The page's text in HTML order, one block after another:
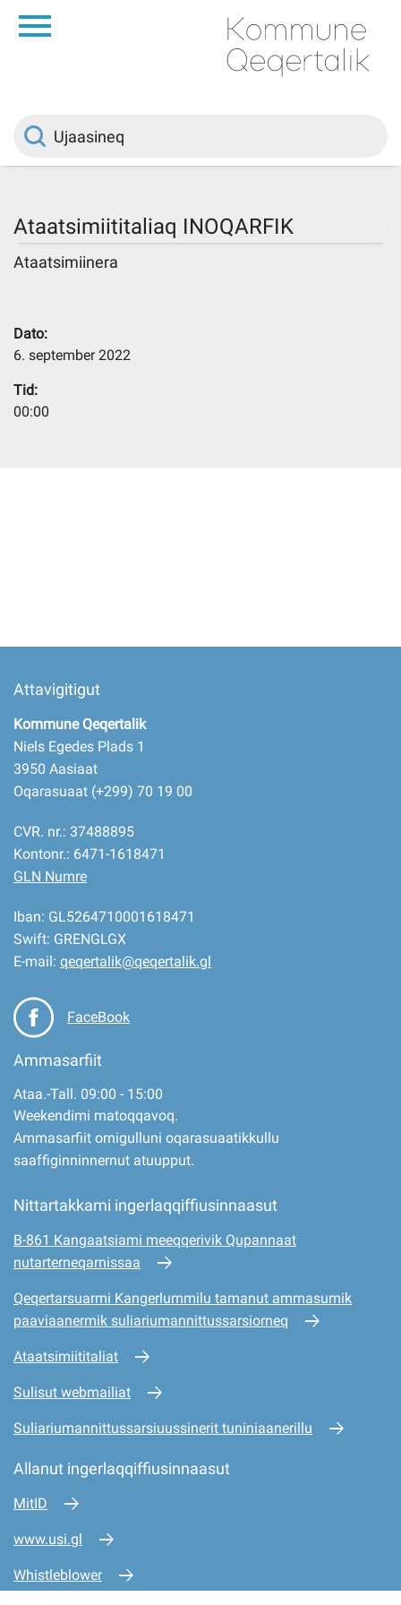
Innuttaasunut
Kommuni pillugu
Ataatsimiititaliaq INOQARFIK
Ataatsimiinera
Dato:
6. september 2022
Tid:
00:00
Attavigitigut
Kommune Qeqertalik
Niels Egedes Plads 1
3950 Aasiaat
Oqarasuaat (+299) 70 19 00
CVR. nr.: 37488895
Kontonr.: 6471-1618471
GLN Numre
Iban: GL5264710001618471
Swift: GRENGLGX
E-mail: qeqertalik@qeqertalik.gl
FaceBook
Ammasarfiit
Ataa.-Tall. 09:00 - 15:00
Weekendimi matoqqavoq.
Ammasarfiit ornigulluni oqarasuaatikkullu
saaffiginninnernut atuupput.
Nittartakkami ingerlaqqiffiusinnaasut
B-861 Kangaatsiami meeqqerivik Qupannaat
nutarterneqarnissaa
Qeqertarsuarmi Kangerlummilu tamanut ammasumik
paaviaanermik suliariumannittussarsiorneq
Ataatsimiititaliat
Sulisut webmailiat
Suliariumannittussarsiuussinerit tuniniaanerillu
Allanut ingerlaqqiffiusinnaasut
MitID
www.usi.gl
Whistleblower